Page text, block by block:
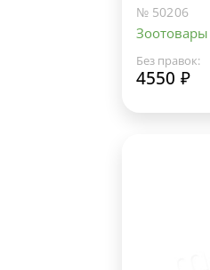
№ 50206
Без правок:
4550 ₽